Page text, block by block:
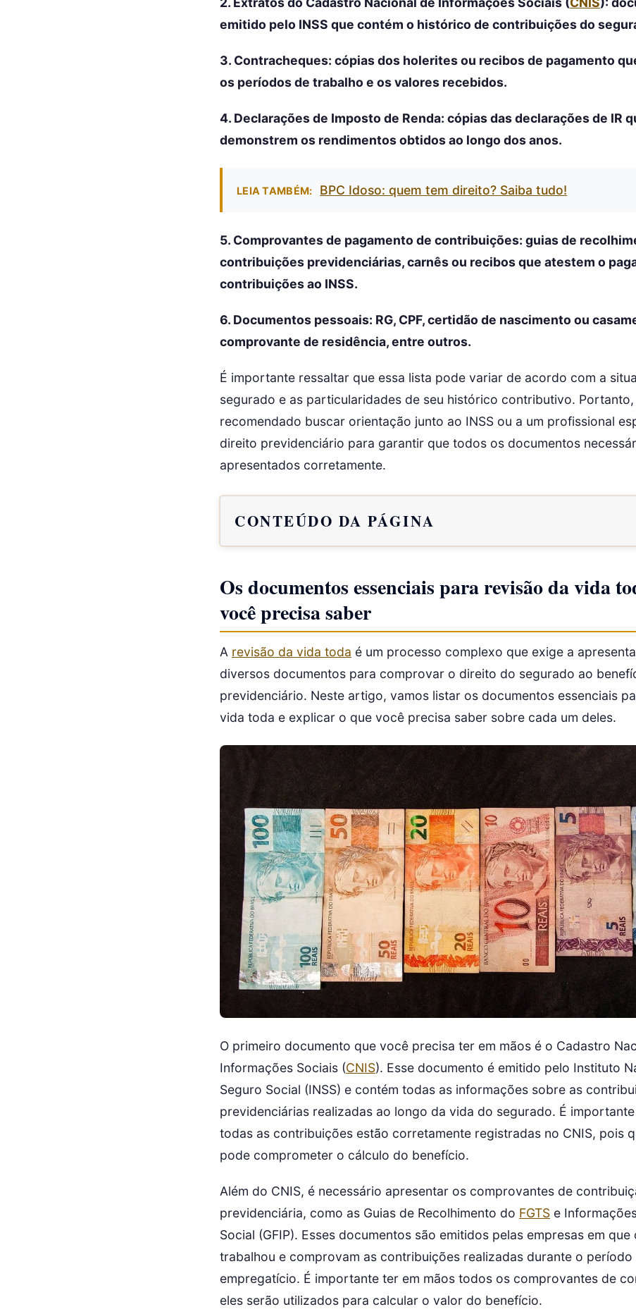
emitido pelo INSS que contém o histórico de contribuições do
3. Contracheques: cópias dos holerites ou recibos de pagamento
os períodos de trabalho e os valores recebidos.
4. Declarações de Imposto de Renda: cópias das declarações de IR
demonstrem os rendimentos obtidos ao longo dos anos.
LEIA TAMBÉM: BPC Idoso: quem tem direito? Saiba tudo!
5. Comprovantes de pagamento de contribuições: guias de
contribuições previdenciárias, carnês ou recibos que atestem o
contribuições ao INSS.
6. Documentos pessoais: RG, CPF, certidão de nascimento ou
comprovante de residência, entre outros.
É importante ressaltar que essa lista pode variar de acordo com a
segurado e as particularidades de seu histórico contributivo. Portanto,
recomendado buscar orientação junto ao INSS ou a um profissional
direito previdenciário para garantir que todos os documentos
apresentados corretamente.
CONTEÚDO DA PÁGINA
Os documentos essenciais para revisão da vida
você precisa saber
A revisão da vida toda é um processo complexo que exige a
diversos documentos para comprovar o direito do segurado ao
previdenciário. Neste artigo, vamos listar os documentos essenciais
vida toda e explicar o que você precisa saber sobre cada um deles.
O primeiro documento que você precisa ter em mãos é o Cadastro
Informações Sociais (CNIS). Esse documento é emitido pelo Instituto
Seguro Social (INSS) e contém todas as informações sobre as
previdenciárias realizadas ao longo da vida do segurado. É
todas as contribuições estão corretamente registradas no CNIS, pois
pode comprometer o cálculo do benefício.
Além do CNIS, é necessário apresentar os comprovantes de
previdenciária, como as Guias de Recolhimento do FGTS e
Social (GFIP). Esses documentos são emitidos pelas empresas em que
trabalhou e comprovam as contribuições realizadas durante o período
empregatício. É importante ter em mãos todos os comprovantes de
eles serão utilizados para calcular o valor do benefício.